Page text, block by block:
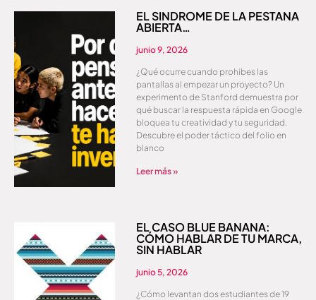
EL SÍNDROME DE LA PESTAÑA
ABIERTA…
junio 9, 2026
¿Qué ocurre cuando prohibes las
pantallas al empezar un proyecto? Un
experimento de Stanford demuestra por
qué buscar la respuesta rápida en Google
bloquea tu creatividad y tu seguridad.
Descubre el poder táctico del folio en
blanco
Leer más »
EL CASO BLUE BANANA:
CÓMO HABLAR DE TU MARCA,
SIN HABLAR
junio 5, 2026
¿Cómo levantan dos estudiantes de 19